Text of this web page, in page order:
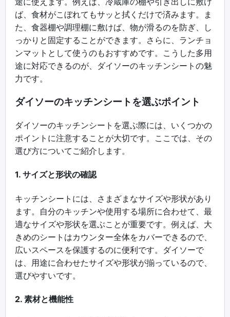
ば、食材がこぼれてもサッと拭くだけで済みます。ま
た、食器棚や調理棚に敷けば、物が滑るのを防ぎ、し
っかりと固定することができます。さらに、ランチョ
ンマットとして使うのもおすすめです。こうした多用
途に対応できるのが、ダイソーのキッチンシートの魅
力です。
ダイソーのキッチンシートを選ぶポイント
ダイソーのキッチンシートを選ぶ際には、いくつかの
ポイントに注意することが大切です。ここでは、その
選び方についてご紹介します。
1. サイズと形状の確認
キッチンシートには、さまざまなサイズや形状があり
ます。自分のキッチンや使用する場所に合わせて、最
適なサイズや形状を選ぶことが重要です。例えば、大
きめのシートはカウンター全体をカバーできるので、
広いスペースを保護するのに便利です。ダイソーで
は、用途に合わせたサイズや形状が揃っているので、
選びやすいです。
2. 素材と機能性